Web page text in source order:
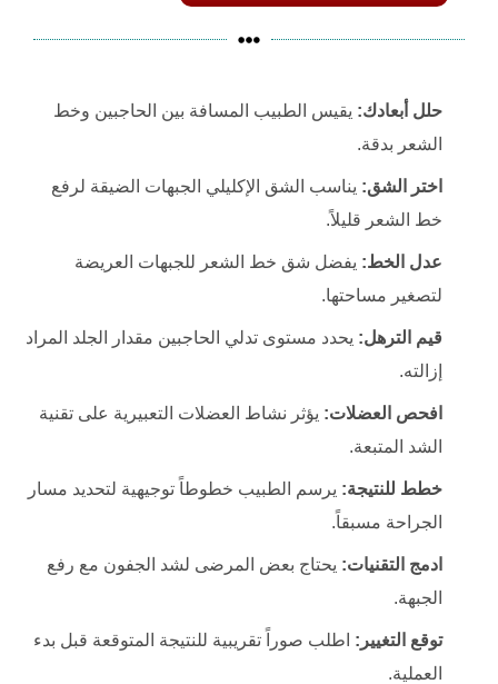
حلل أبعادك: يقيس الطبيب المسافة بين الحاجبين وخط
الشعر بدقة.
اختر الشق: يناسب الشق الإكليلي الجبهات الضيقة لرفع
خط الشعر قليلاً.
عدل الخط: يفضل شق خط الشعر للجبهات العريضة
لتصغير مساحتها.
قيم الترهل: يحدد مستوى تدلي الحاجبين مقدار الجلد المراد
إزالته.
افحص العضلات: يؤثر نشاط العضلات التعبيرية على تقنية
الشد المتبعة.
خطط للنتيجة: يرسم الطبيب خطوطاً توجيهية لتحديد مسار
الجراحة مسبقاً.
ادمج التقنيات: يحتاج بعض المرضى لشد الجفون مع رفع
الجبهة.
توقع التغيير: اطلب صوراً تقريبية للنتيجة المتوقعة قبل بدء
العملية.